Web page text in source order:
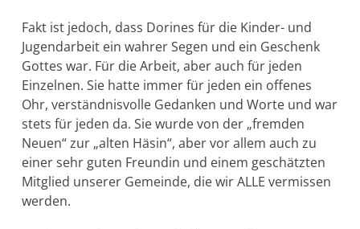
Fakt ist jedoch, dass Dorines für die Kinder- und
Jugendarbeit ein wahrer Segen und ein Geschenk
Gottes war. Für die Arbeit, aber auch für jeden
Einzelnen. Sie hatte immer für jeden ein offenes
Ohr, verständnisvolle Gedanken und Worte und war
stets für jeden da. Sie wurde von der „fremden
Neuen“ zur „alten Häsin“, aber vor allem auch zu
einer sehr guten Freundin und einem geschätzten
Mitglied unserer Gemeinde, die wir ALLE vermissen
werden.